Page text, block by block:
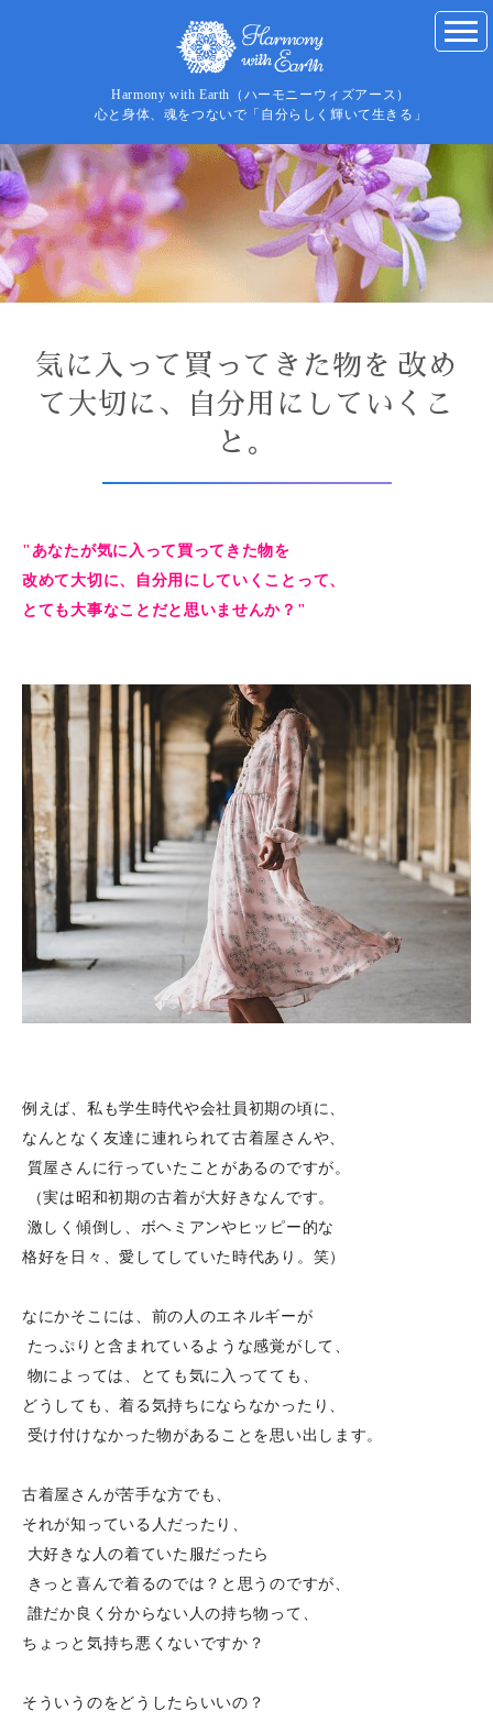
Harmony with Earth（ハーモニーウィズアース）
心と身体、魂をつないで「自分らしく輝いて生きる」
気に入って買ってきた物を 改め
て大切に、自分用にしていくこ
と。
"あなたが気に入って買ってきた物を
改めて大切に、自分用にしていくことって、
とても大事なことだと思いませんか？"
例えば、私も学生時代や会社員初期の頃に、
なんとなく友達に連れられて古着屋さんや、
質屋さんに行っていたことがあるのですが。
（実は昭和初期の古着が大好きなんです。
激しく傾倒し、ボヘミアンやヒッピー的な
格好を日々、愛してしていた時代あり。笑）
なにかそこには、前の人のエネルギーが
たっぷりと含まれているような感覚がして、
物によっては、とても気に入ってても、
どうしても、着る気持ちにならなかったり、
受け付けなかった物があることを思い出します。
古着屋さんが苦手な方でも、
それが知っている人だったり、
大好きな人の着ていた服だったら
きっと喜んで着るのでは？と思うのですが、
誰だか良く分からない人の持ち物って、
ちょっと気持ち悪くないですか？
そういうのをどうしたらいいの？